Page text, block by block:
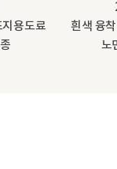
용도료
흰색 융
노